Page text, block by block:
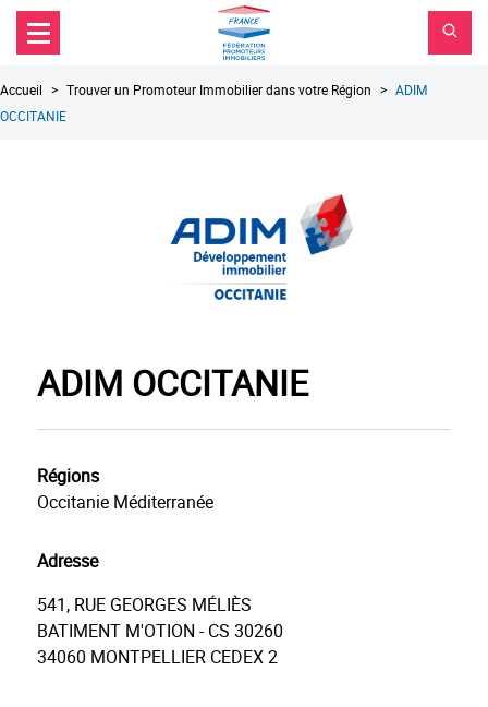
Aller au contenu principal
Aller au menu principal
Aller à la recherche
FPI
France
Accueil Trouver un Promoteur Immobilier dans votre Région
ADIM
OCCITANIE
ADIM OCCITANIE
Régions
Occitanie Méditerranée
Adresse
541, RUE GEORGES MÉLIÈS
BATIMENT M'OTION - CS 30260
34060 MONTPELLIER CEDEX 2